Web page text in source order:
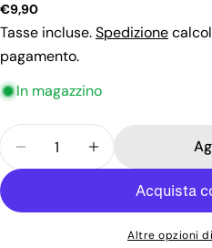
Prezzo
regolare
€9,90
Tasse incluse.Spedizione
pagamento.
In magazzino
Diminuisci La Quantità
Aumenta La
Altre opzioni
Fai una
nome